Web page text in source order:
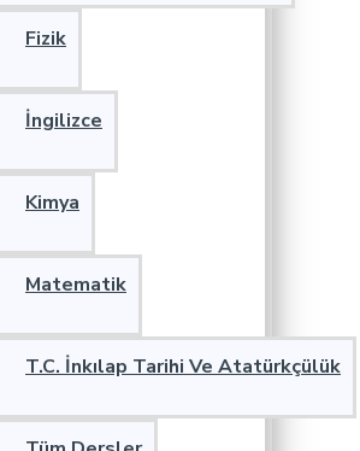
Fizik
İngilizce
Kimya
Matematik
T.C. İnkılap Tarihi Ve Atatürkçülük